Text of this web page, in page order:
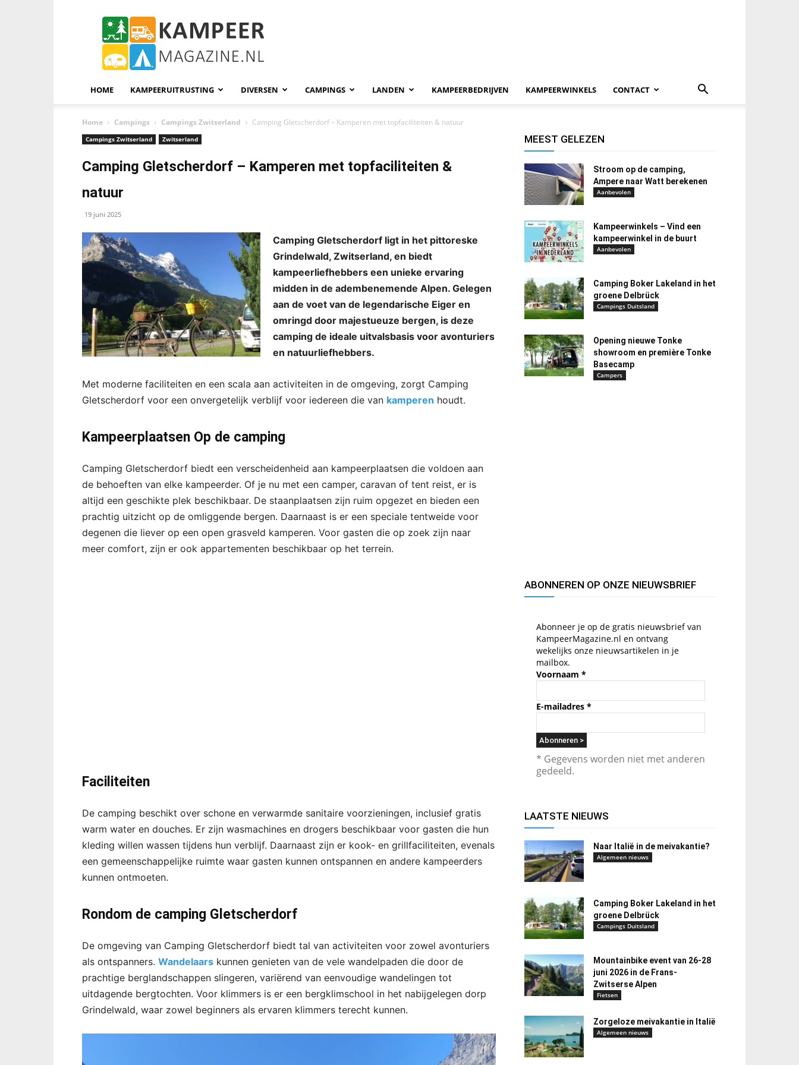
KampeerMagazine
HOME KAMPEERUITRUSTING DIVERSEN CAMPINGS LANDEN KAMPEERBEDRIJVEN KAMPEERWINKELS CONTACT
Home Campings Campings Zwitserland Camping Gletscherdorf – Kamperen met topfaciliteiten & natuur
Campings Zwitserland Zwitserland
Camping Gletscherdorf – Kamperen met topfaciliteiten &
natuur
19 juni 2025
Camping Gletscherdorf ligt in het pittoreske
Grindelwald, Zwitserland, en biedt
kampeerliefhebbers een unieke ervaring
midden in de adembenemende Alpen. Gelegen
aan de voet van de legendarische Eiger en
omringd door majestueuze bergen, is deze
camping de ideale uitvalsbasis voor avonturiers
en natuurliefhebbers.
Met moderne faciliteiten en een scala aan activiteiten in de omgeving, zorgt Camping
Gletscherdorf voor een onvergetelijk verblijf voor iedereen die van kamperen houdt.
Kampeerplaatsen Op de camping
Camping Gletscherdorf biedt een verscheidenheid aan kampeerplaatsen die voldoen aan
de behoeften van elke kampeerder. Of je nu met een camper, caravan of tent reist, er is
altijd een geschikte plek beschikbaar. De staanplaatsen zijn ruim opgezet en bieden een
prachtig uitzicht op de omliggende bergen. Daarnaast is er een speciale tentweide voor
degenen die liever op een open grasveld kamperen. Voor gasten die op zoek zijn naar
meer comfort, zijn er ook appartementen beschikbaar op het terrein.
Faciliteiten
De camping beschikt over schone en verwarmde sanitaire voorzieningen, inclusief gratis
warm water en douches. Er zijn wasmachines en drogers beschikbaar voor gasten die hun
kleding willen wassen tijdens hun verblijf. Daarnaast zijn er kook- en grillfaciliteiten, evenals
een gemeenschappelijke ruimte waar gasten kunnen ontspannen en andere kampeerders
kunnen ontmoeten.
Rondom de camping Gletscherdorf
De omgeving van Camping Gletscherdorf biedt tal van activiteiten voor zowel avonturiers
als ontspanners. Wandelaars kunnen genieten van de vele wandelpaden die door de
prachtige berglandschappen slingeren, variërend van eenvoudige wandelingen tot
uitdagende bergtochten. Voor klimmers is er een bergklimschool in het nabijgelegen dorp
Grindelwald, waar zowel beginners als ervaren klimmers terecht kunnen.
MEEST GELEZEN
Stroom op de camping,
Ampere naar Watt berekenen
Aanbevolen
Kampeerwinkels – Vind een
kampeerwinkel in de buurt
Aanbevolen
Camping Boker Lakeland in het
groene Delbrück
Campings Duitsland
Opening nieuwe Tonke
showroom en première Tonke
Basecamp
Campers
ABONNEREN OP ONZE NIEUWSBRIEF
Abonneer je op de gratis nieuwsbrief van
KampeerMagazine.nl en ontvang
wekelijks onze nieuwsartikelen in je
mailbox.
Voornaam *
E-mailadres *
* Gegevens worden niet met anderen
gedeeld.
LAATSTE NIEUWS
Naar Italië in de meivakantie?
Algemeen nieuws
Camping Boker Lakeland in het
groene Delbrück
Campings Duitsland
Mountainbike event van 26-28
juni 2026 in de Frans-
Zwitserse Alpen
Fietsen
Zorgeloze meivakantie in Italië
Algemeen nieuws